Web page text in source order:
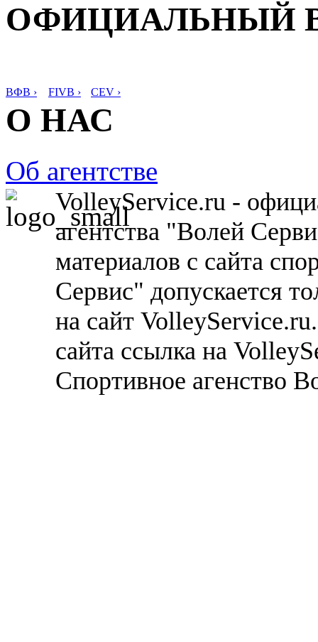
ОФИЦИАЛЬНЫЙ
ВФВ › FIVB › CEV ›
О НАС
Об агентстве
VolleyService.ru -
агентства "Волей
материалов с сайта
Сервис" допускается
на сайт
сайта ссылка на
Спортивное агенство